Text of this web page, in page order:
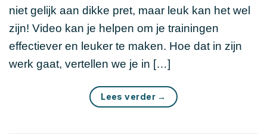
niet gelijk aan dikke pret, maar leuk kan het wel
zijn! Video kan je helpen om je trainingen
effectiever en leuker te maken. Hoe dat in zijn
werk gaat, vertellen we je in […]
Lees verder →